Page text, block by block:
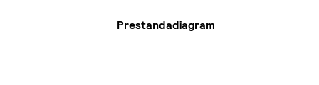
Prestandadiagram